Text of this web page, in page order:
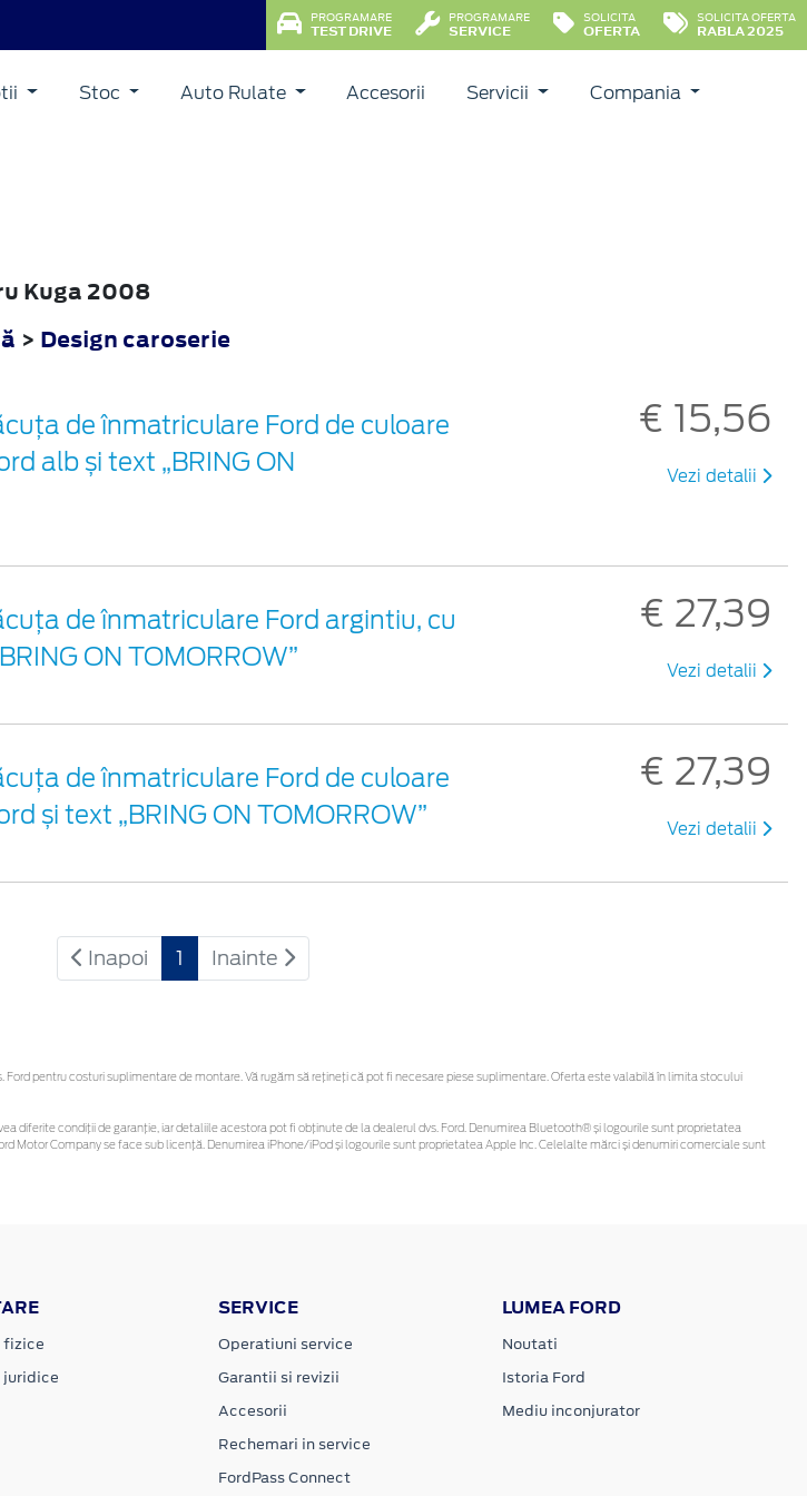
PROGRAMARE
TEST DRIVE
PROGRAMARE
SERVICE
SOLICITA
OFERTA
SOLICITA OFERTA
RABLA 2025
Stoc Auto Rulate Accesorii Servicii Compania
Kuga 2008
> Design caroserie
de înmatriculare Ford de culoare
alb și text „BRING ON
€ 15,56
Vezi detalii
de înmatriculare Ford argintiu, cu
ON TOMORROW”
€ 27,39
Vezi detalii
de înmatriculare Ford de culoare
și text „BRING ON TOMORROW”
€ 27,39
Vezi detalii
Inapoi 1 Inainte
pentru costuri suplimentare de montare. Vă rugăm să rețineți că pot fi necesare piese suplimentare. Oferta este valabilă în limita stocului
diferite condiții de garanție, iar detaliile acestora pot fi obținute de la dealerul dvs. Ford. Denumirea Bluetooth® și logourile sunt proprietatea
Motor Company se face sub licență. Denumirea iPhone/iPod și logourile sunt proprietatea Apple Inc. Celelalte mărci și denumiri comerciale sunt
fizice
juridice
SERVICE
Operatiuni service
Garantii si revizii
Accesorii
Rechemari in service
FordPass Connect
LUMEA FORD
Noutati
Istoria Ford
Mediu inconjurator